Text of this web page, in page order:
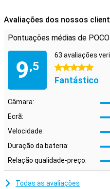
Conectividade total
O Poco F8 Ultra está preparado
de conetividade. Dispõe de dual-
Wi-Fi 7, Bluetooth 6.0, NFC e um
ultrassónico no ecrã. Graças à
e à água, ideal para utilização em
altifalantes estéreo Bose com
envolvente, enquanto o software
GPS, Galileo, GLONASS, Beidou
Resumindo: tudo o que se
Avaliações dos nossos
Pontuações médias de
9,5
63 avaliações
5 estrelas
Fantástico
Câmara:
Ecrã:
Velocidade:
Duração da bateria:
Relação qualidade-preço:
Todas as avaliações